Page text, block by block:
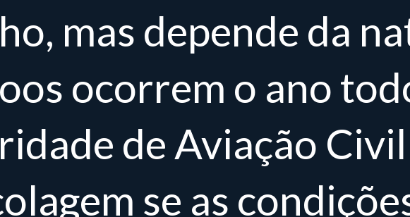
mas depende da
ocorrem o ano
de Aviação
se as